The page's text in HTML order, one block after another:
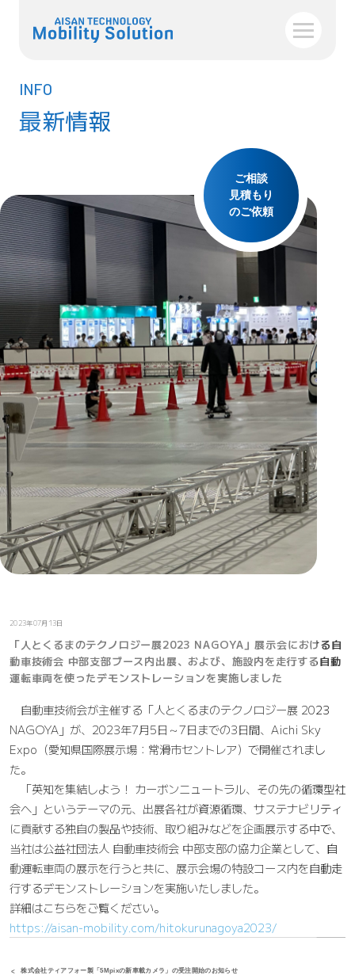
INFO
最新情報
ご相談
見積もり
のご依頼
2023年07月13日
「人とくるまのテクノロジー展2023 NAGOYA」展示会における自
動車技術会 中部支部ブース内出展、および、施設内を走行する自動
運転車両を使ったデモンストレーションを実施しました
自動車技術会が主催する「人とくるまのテクノロジー展 2023
NAGOYA」が、2023年7月5日～7日までの3日間、Aichi Sky
Expo（愛知県国際展示場：常滑市セントレア）で開催されまし
た。
「英知を集結しよう！ カーボンニュートラル、その先の循環型社
会へ」というテーマの元、出展各社が資源循環、サステナビリティ
に貢献する独自の製品や技術、取り組みなどを企画展示する中で、
当社は公益社団法人 自動車技術会 中部支部の協力企業として、自
動運転車両の展示を行うと共に、展示会場の特設コース内を自動走
行するデモンストレーションを実施いたしました。
詳細はこちらをご覧ください。
https://aisan-mobility.com/hitokurunagoya2023/
株式会社ティアフォー製「5Mpixの新車載カメラ」の受注開始のお知らせ